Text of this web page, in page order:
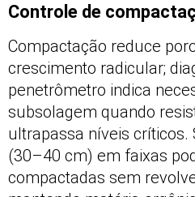
Controle de
Compactação reduce
crescimento radicular;
penetrômetro indica
subsolagem quando
ultrapassa níveis
(30–40 cm) em faixas
compactadas sem